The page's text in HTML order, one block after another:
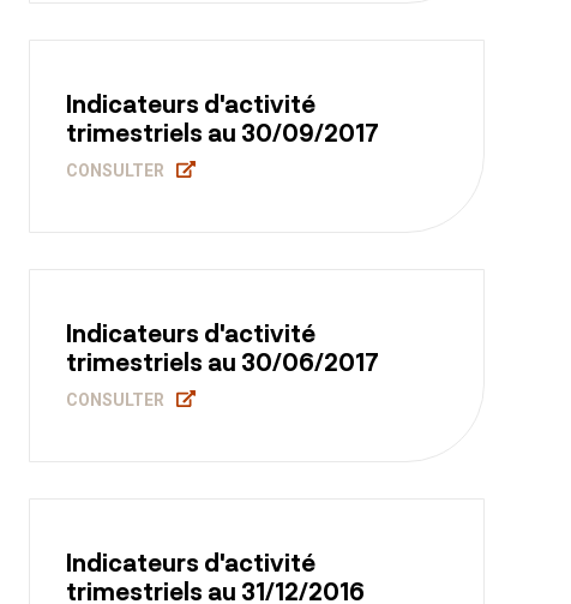
Indicateurs d'activité
trimestriels au 30/09/2017
CONSULTER
Indicateurs d'activité
trimestriels au 30/06/2017
CONSULTER
Indicateurs d'activité
trimestriels au 31/12/2016